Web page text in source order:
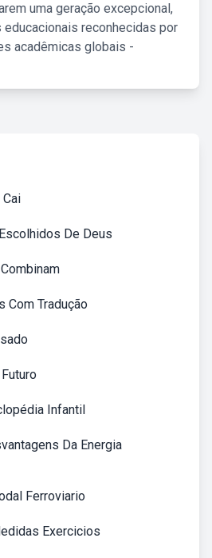
uma geração excepcional,
reconhecidas por
acadêmicas globais -
De Deus
Com Tradução
Infantil
Da Energia
Ferroviario
Exercicios